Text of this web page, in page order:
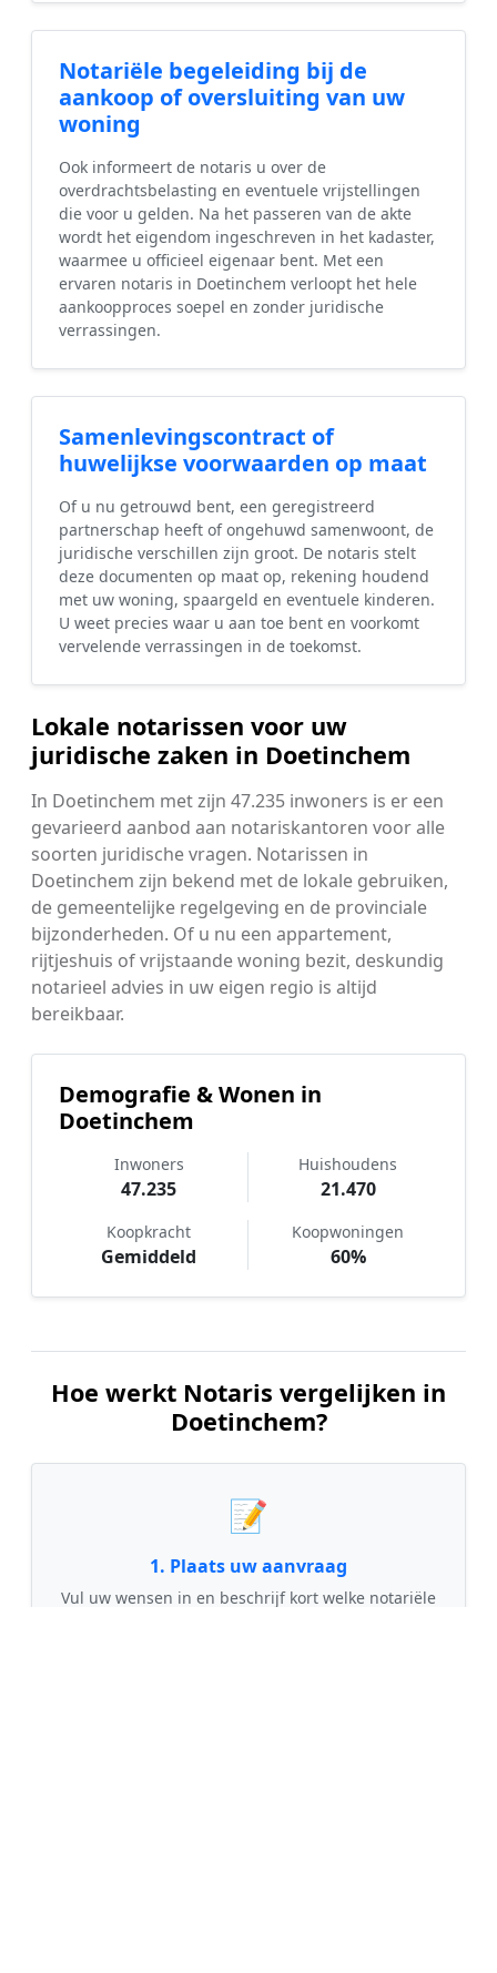
Notariële begeleiding bij de
aankoop of oversluiting van uw
woning
Ook informeert de notaris u over de
overdrachtsbelasting en eventuele vrijstellingen
die voor u gelden. Na het passeren van de akte
wordt het eigendom ingeschreven in het kadaster,
waarmee u officieel eigenaar bent. Met een
ervaren notaris in Doetinchem verloopt het hele
aankoopproces soepel en zonder juridische
verrassingen.
Samenlevingscontract of
huwelijkse voorwaarden op maat
Of u nu getrouwd bent, een geregistreerd
partnerschap heeft of ongehuwd samenwoont, de
juridische verschillen zijn groot. De notaris stelt
deze documenten op maat op, rekening houdend
met uw woning, spaargeld en eventuele kinderen.
U weet precies waar u aan toe bent en voorkomt
vervelende verrassingen in de toekomst.
Lokale notarissen voor uw
juridische zaken in Doetinchem
In Doetinchem met zijn 47.235 inwoners is er een
gevarieerd aanbod aan notariskantoren voor alle
soorten juridische vragen. Notarissen in
Doetinchem zijn bekend met de lokale gebruiken,
de gemeentelijke regelgeving en de provinciale
bijzonderheden. Of u nu een appartement,
rijtjeshuis of vrijstaande woning bezit, deskundig
notarieel advies in uw eigen regio is altijd
bereikbaar.
Demografie & Wonen in
Doetinchem
Inwoners
47.235
Huishoudens
21.470
Koopkracht
Gemiddeld
Koopwoningen
60%
Hoe werkt Notaris vergelijken in
Doetinchem?
📝
1. Plaats uw aanvraag
Vul uw wensen in en beschrijf kort welke notariële